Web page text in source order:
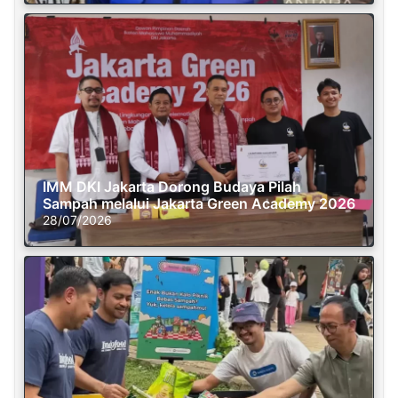
IMM DKI Jakarta Dorong Budaya Pilah
Sampah melalui Jakarta Green Academy 2026
28/07/2026